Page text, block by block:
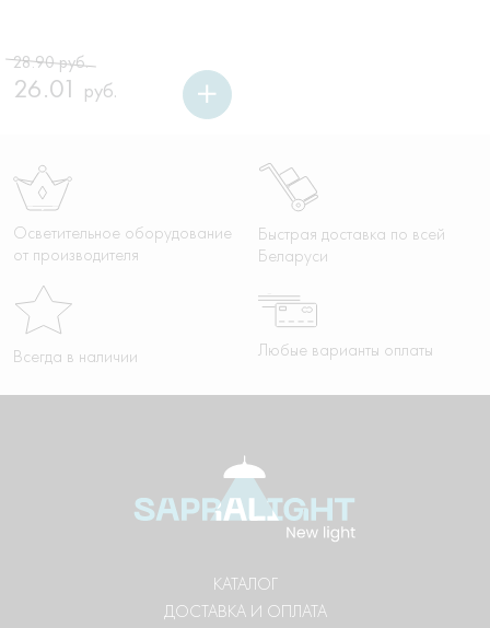
28.90руб.
Первоначальная
цена
составляла
26.01 руб.
Текущая
цена:
26.01 руб..
Осветительное оборудование
от производителя
Быстрая доставка по всей
Беларуси
Любые варианты оплаты
Всегда в наличии
КАТАЛОГ
ДОСТАВКА И ОПЛАТА